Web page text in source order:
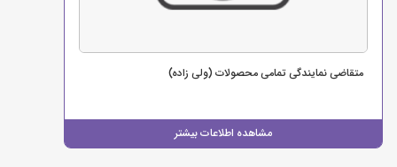
مشاهده اطلاعات بیشتر
متقاضی نمایندگی تمامی محصولات (ولی زاده)